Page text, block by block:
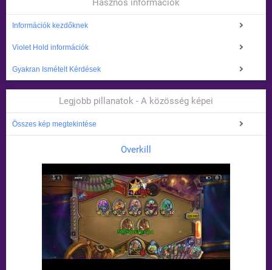
Hasznos információk
Információk kezdőknek
Violet Hold információk
Gyakran Ismételt Kérdések
Legjobb pillanatok - A közösség képei
Összes kép megtekintése
Overkill